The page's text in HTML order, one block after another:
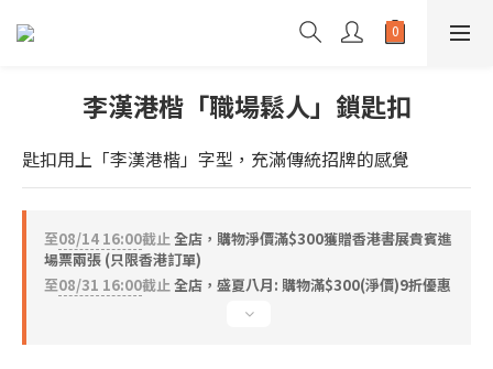
李漢港楷「職場鬆人」鎖匙扣
匙扣用上「李漢港楷」字型，充滿傳統招牌的感覺
至08/14 16:00截止全店，購物淨價滿$300獲贈香港書展貴賓進
場票兩張 (只限香港訂單)
至08/31 16:00截止全店，盛夏八月: 購物滿$300(淨價)9折優惠